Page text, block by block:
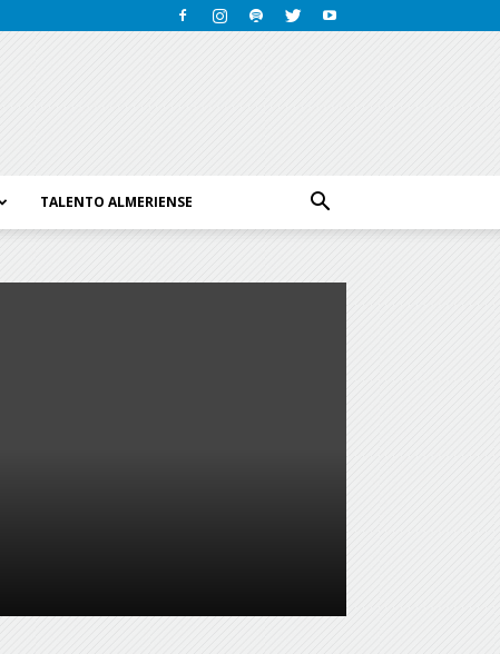
TALENTO ALMERIENSE